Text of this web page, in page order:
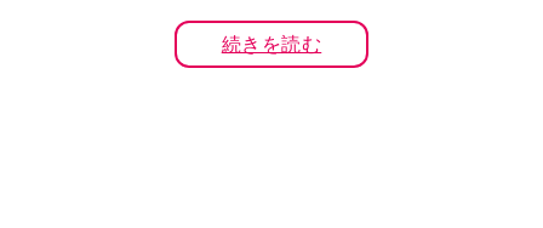
続きを読む